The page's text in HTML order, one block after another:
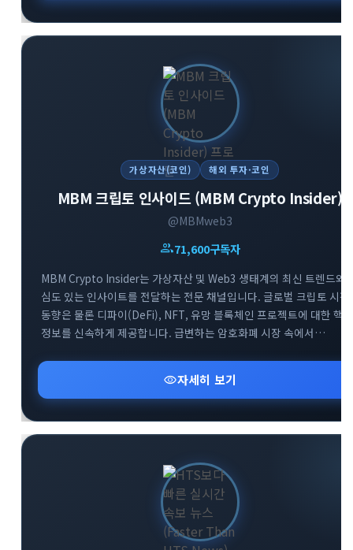
가상자산(코인) 해외 투자·코인
MBM 크립토 인사이드 (MBM Crypto Insider)
@MBMweb3
group71,600구독자
MBM Crypto Insider는 가상자산 및 Web3 생태계의 최신 트렌드와
심도 있는 인사이트를 전달하는 전문 채널입니다. 글로벌 크립토 시장
동향은 물론 디파이(DeFi), NFT, 유망 블록체인 프로젝트에 대한 핵심
정보를 신속하게 제공합니다. 급변하는 암호화폐 시장 속에서
데이터를 공유합니다. Web3 흐름을 가장 빠르게 파악하고 성공적인
투자 전략을 세우고 싶다면 MBM 채널과 함께하세요.
visibility자세히 보기